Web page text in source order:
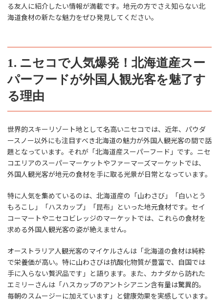
る友人に紹介したい情報が満載です。地元の方でさえ知らない北
海道食材の新たな魅力をぜひ発見してください。
1. ニセコで人気爆発！北海道産スー
パーフードが外国人観光客を魅了す
る理由
世界的スキーリゾート地として名高いニセコでは、近年、パウダ
ースノー以外にも注目すべき北海道の魅力が外国人観光客の間で話
題となっています。それが「北海道産スーパーフード」です。ニセ
コエリアのスーパーマーケットやファーマーズマーケットでは、
外国人観光客が地元の食材を手に取る光景が日常となっています。
特に人気を集めているのは、北海道産の「山わさび」「白いとう
もろこし」「ハスカップ」「昆布」といった地元食材です。セイ
コーマートやニセコビレッジのマーケットでは、これらの食材を
求める外国人観光客の姿が絶えません。
オーストラリア人観光客のマイケルさんは「北海道の食材は純粋
で栄養価が高い。特に山わさびは抗酸化物質が豊富で、自国では
手に入らない贅沢品です」と語ります。また、カナダから訪れた
エミリーさんは「ハスカップのアントシアニン含有量は驚異的。
毎朝のスムージーに加えています」と健康効果を実感しています。